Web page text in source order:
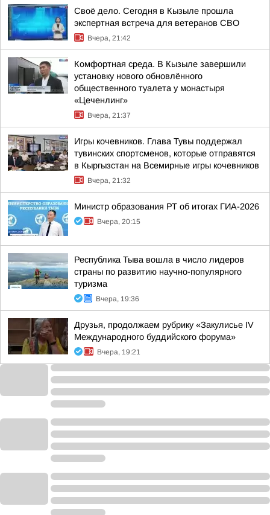
Своё дело. Сегодня в Кызыле прошла
экспертная встреча для ветеранов СВО
Вчера, 21:42
Комфортная среда. В Кызыле завершили
установку нового обновлённого
общественного туалета у монастыря
«Цеченлинг»
Вчера, 21:37
Игры кочевников. Глава Тувы поддержал
тувинских спортсменов, которые отправятся
в Кыргызстан на Всемирные игры кочевников
Вчера, 21:32
Министр образования РТ об итогах ГИА-2026
Вчера, 20:15
Республика Тыва вошла в число лидеров
страны по развитию научно-популярного
туризма
Вчера, 19:36
Друзья, продолжаем рубрику «Закулисье IV
Международного буддийского форума»
Вчера, 19:21